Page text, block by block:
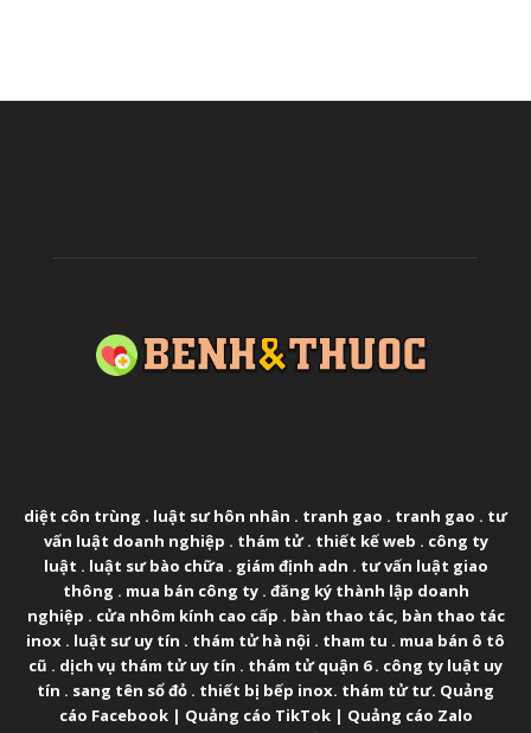
diệt côn trùng . luật sư hôn nhân . tranh gao . tranh gao . tư
vấn luật doanh nghiệp . thám tử. thiết kế web . công ty
luật . luật sư bào chữa . giám định adn . tư vấn luật giao
thông . mua bán công ty. đăng ký thành lập doanh
nghiệp . cửa nhôm kính cao cấp . bàn thao tác, bàn thao tác
inox . luật sư uy tín . thám tử hà nội . tham tu . mua bán ô tô
cũ . dịch vụ thám tử uy tín . thám tử quận 6. công ty luật uy
tín . sang tên sổ đỏ . thiết bị bếp inox. thám tử tư. Quảng
cáo Facebook| Quảng cáo TikTok| Quảng cáo Zalo